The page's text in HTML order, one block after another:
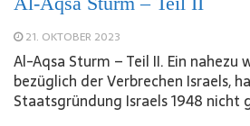
21. OKTOBER 2023
Al-Aqsa Sturm – Teil II. Ein
bezüglich der Verbrechen Israels,
Staatsgründung Israels 1948 nicht